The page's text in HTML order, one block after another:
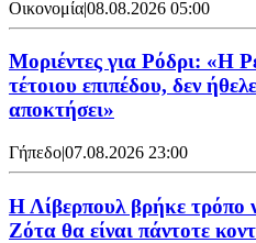
Οικονομία|08.08.2026 05:00
Μοριέντες για Ρόδρι: «Η
τέτοιου επιπέδου, δεν
αποκτήσει»
Γήπεδο|07.08.2026 23:00
Η Λίβερπουλ βρήκε τρόπο
Ζότα θα είναι πάντοτε